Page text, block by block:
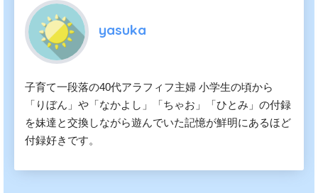
yasuka
子育て一段落の40代アラフィフ主婦 小学生の頃から
「りぼん」や「なかよし」「ちゃお」「ひとみ」の付録
を妹達と交換しながら遊んでいた記憶が鮮明にあるほど
付録好きです。